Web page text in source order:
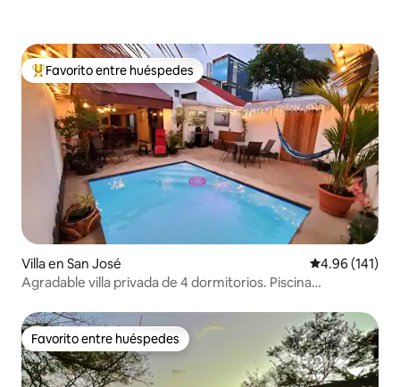
Favorito entre huéspedes preferido
Favorito entre huéspedes
Villa en San José Calificación
4.96 (141)
Agradable villa privada de 4 dormitorios. Piscina
Favorito entre huéspedes
Favorito entre huéspedes